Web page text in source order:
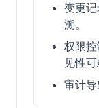
变更
溯。
权限
见性可
审计导